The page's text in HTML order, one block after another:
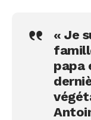
« Je
papa